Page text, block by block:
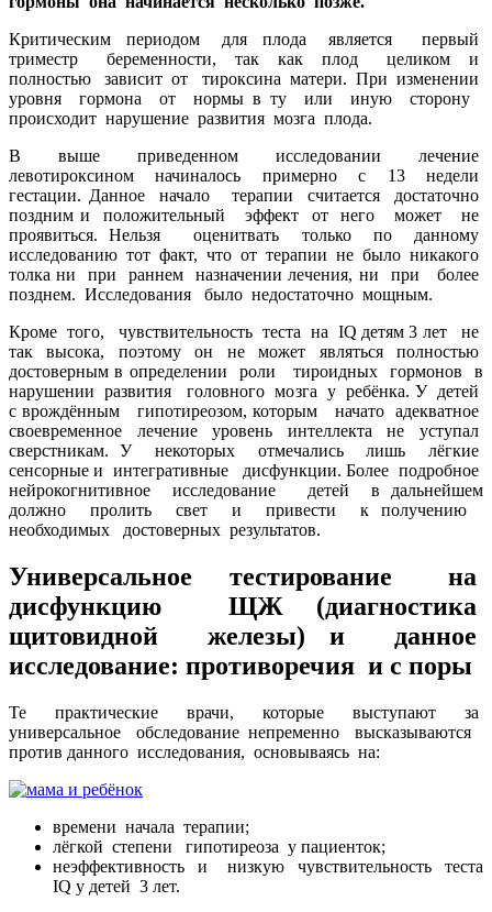
Критическим периодом для плода является первый
триместр беременности, так как плод целиком и
полностью зависит от тироксина матери. При изменении
уровня гормона от нормы в ту или иную сторону
происходит нарушение развития мозга плода.
В выше приведенном исследовании лечение
левотироксином начиналось примерно с 13 недели
гестации. Данное начало терапии считается достаточно
поздним и положительный эффект от него может не
проявиться. Нельзя оценитвать только по данному
исследованию тот факт, что от терапии не было никакого
толка ни при раннем назначении лечения, ни при более
позднем. Исследования было недостаточно мощным.
Кроме того, чувствительность теста на IQ детям 3 лет не
так высока, поэтому он не может являться полностью
достоверным в определении роли тироидных гормонов в
нарушении развития головного мозга у ребёнка. У детей
с врождённым гипотиреозом, которым начато адекватное
своевременное лечение уровень интеллекта не уступал
сверстникам. У некоторых отмечались лишь лёгкие
сенсорные и интегративные дисфункции. Более подробное
нейрокогнитивное исследование детей в дальнейшем
должно пролить свет и привести к получению
необходимых достоверных результатов.
Универсальное тестирование на
дисфункцию ЩЖ (диагностика
щитовидной железы) и данное
исследование: противоречия и с поры
Те практические врачи, которые выступают за
универсальное обследование непременно высказываются
против данного исследования, основываясь на:
времени начала терапии;
лёгкой степени гипотиреоза у пациенток;
неэффективность и низкую чувствительность теста
IQ у детей 3 лет.